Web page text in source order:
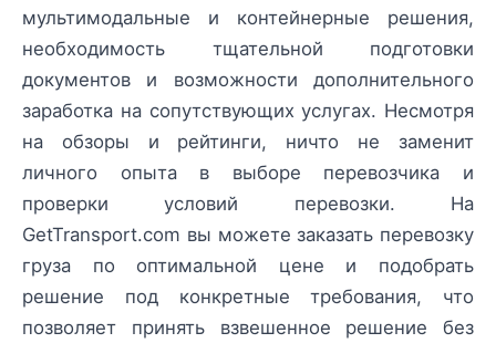
мультимодальные и контейнерные решения,
необходимость тщательной подготовки
документов и возможности дополнительного
заработка на сопутствующих услугах. Несмотря
на обзоры и рейтинги, ничто не заменит
личного опыта в выборе перевозчика и
проверки условий перевозки. На
GetTransport.com вы можете заказать перевозку
груза по оптимальной цене и подобрать
решение под конкретные требования, что
позволяет принять взвешенное решение без